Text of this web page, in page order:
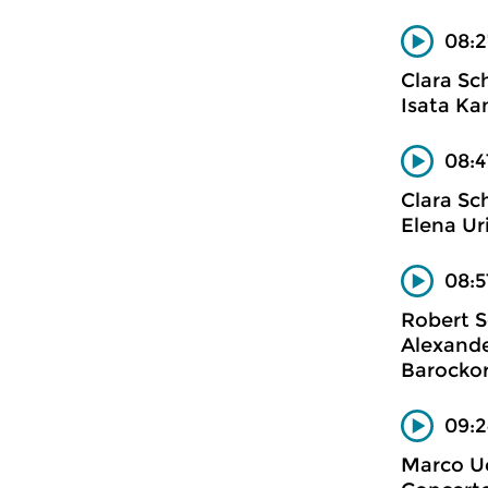
Clara
Isata
Clara
Elena
Robert
Marco